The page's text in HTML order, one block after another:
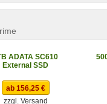
ADATA SC610
External SSD
ab 156,25 €
zzgl. Versand